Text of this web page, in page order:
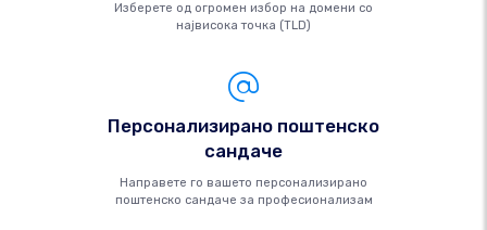
Изберете од огромен избор на домени со
највисока точка (TLD)
Персонализирано поштенско
сандаче
Направете го вашето персонализирано
поштенско сандаче за професионализам